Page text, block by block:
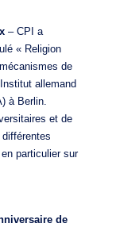
– CPI a
« Religion
de
allemand
à Berlin.
et de
particulier sur
de